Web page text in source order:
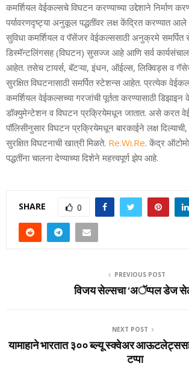
कमर्शियल वेईकल्‍सचे विघटन करण्‍याच्‍या उद्देशाने निर्माण
पर्यावरणदृष्‍ट्या अनुकूल पद्धतींवर लक्ष केंद्रित करण्‍यात
सुविधा कमर्शियल व पॅसेंजर वेईकल्‍ससाठी अनुक्रमे समर्पित
डिस्‍मॅन्टलिंगसह (विघटन) सुसज्‍ज आहे आणि सर्व
आहेत. तसेच टायर्स, बॅटऱ्या, इंधन, ऑईल्‍स, लिक्विड्स व
सुरक्षित विघटनासाठी समर्पित स्‍टेशन्‍स आहेत. प्रत्‍येक
कमर्शियल वेईकल्‍सच्‍या गरजांची पूर्तता करण्‍यासाठी
डॉक्युमेन्‍टेशन व विघटन प्रक्रियेमधून जातात. असे करत
पॉलिसीनुसार विघटन प्रक्रियेमधून बारकाईने लक्ष
सुरक्षित विघटनाची खात्री मिळते. Re.Wi.Re. केंद्र
पद्धतींना चालना देण्याच्या दिशेने महत्त्वपूर्ण झेप आहे.
SHARE 0
PREVIOUS POST
विजय सेल्सचा ‘अॅप्पल डेज
NEXT POST
यामाहाने भारतात ३०० ब्‍ल्‍यू स्‍क्‍वेअर
टप्‍पा